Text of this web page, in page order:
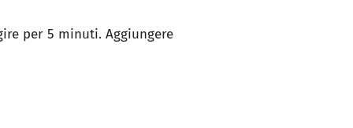
per 5 minuti. Aggiungere